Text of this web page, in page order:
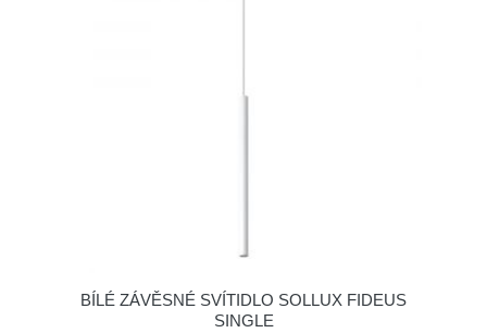
BÍLÉ ZÁVĚSNÉ SVÍTIDLO SOLLUX FIDEUS
SINGLE